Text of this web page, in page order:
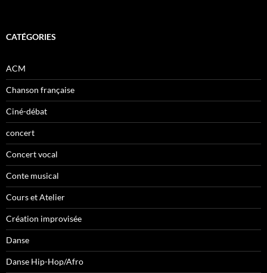
CATÉGORIES
ACM
Chanson française
Ciné-débat
concert
Concert vocal
Conte musical
Cours et Atelier
Création improvisée
Danse
Danse Hip-Hop/Afro